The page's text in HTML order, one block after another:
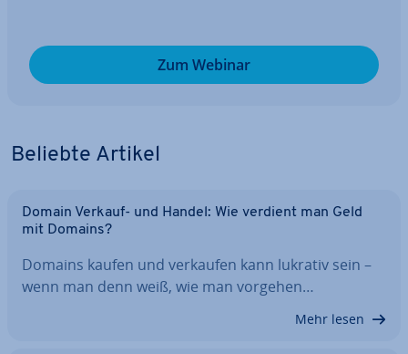
Zum Webinar
Beliebte Artikel
Domain Verkauf- und Handel: Wie verdient man Geld
mit Domains?
Domains kaufen und verkaufen kann lukrativ sein –
wenn man denn weiß, wie man vorgehen…
Mehr lesen